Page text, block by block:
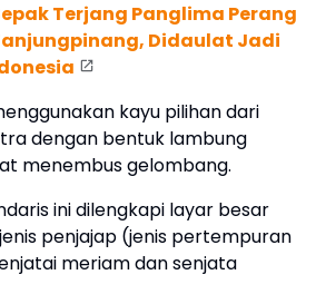
Terjang Panglima Perang
Didaulat Jadi
kayu pilihan dari
dengan bentuk lambung
menembus gelombang.
ini dilengkapi layar besar
penjajap (jenis pertempuran
meriam dan senjata